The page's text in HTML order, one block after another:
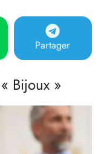
Partager
Bijoux »